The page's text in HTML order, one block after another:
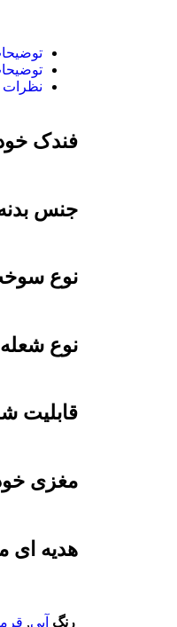
نظرات
فندک
جنس
نوع
نوع
قابلیت
مغزی
هدیه ای
رنگ آبی,